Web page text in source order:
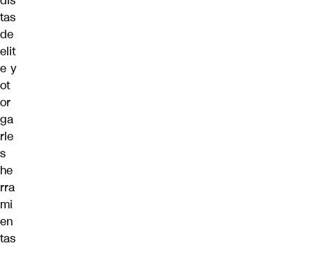
tas
de
elit
e y
ot
or
ga
rle
s
he
rra
mi
en
tas